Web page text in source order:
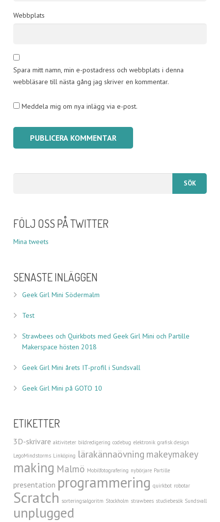
Webbplats
Spara mitt namn, min e-postadress och webbplats i denna
webbläsare till nästa gång jag skriver en kommentar.
Meddela mig om nya inlägg via e-post.
FÖLJ OSS PÅ TWITTER
Mina tweets
SENASTE INLÄGGEN
Geek Girl Mini Södermalm
Test
Strawbees och Quirkbots med Geek Girl Mini och Partille
Makerspace hösten 2018
Geek Girl Mini årets IT-profil i Sundsvall
Geek Girl Mini på GOTO 10
ETIKETTER
3D-skrivare aktiviteter bildredigering codebug elektronik grafisk design
LegoMindstorms Linköping lärakännaövning makeymakey
making Malmö Mobilfotografering nybörjare Partille
presentation programmering quirkbot robotar
Scratch sorteringsalgoritm Stockholm strawbees studiebesök Sundsvall
unplugged